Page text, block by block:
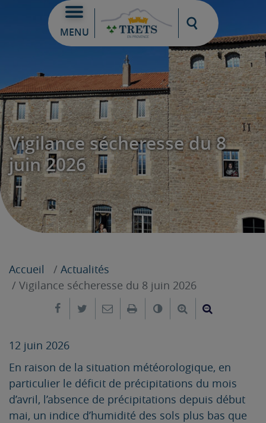
MENU
Moteur de
Vigilance sécheresse du 8
juin 2026
Accueil
Actualités
Vigilance sécheresse du 8 juin 2026
Partager sur Facebook
Partager sur Twitter
Envoyer par e-mail
ImprimerChanger leAgrandir le
12 juin 2026
En raison de la situation météorologique, en
particulier le déficit de précipitations du mois
d’avril, l’absence de précipitations depuis début
mai, un indice d’humidité des sols plus bas que